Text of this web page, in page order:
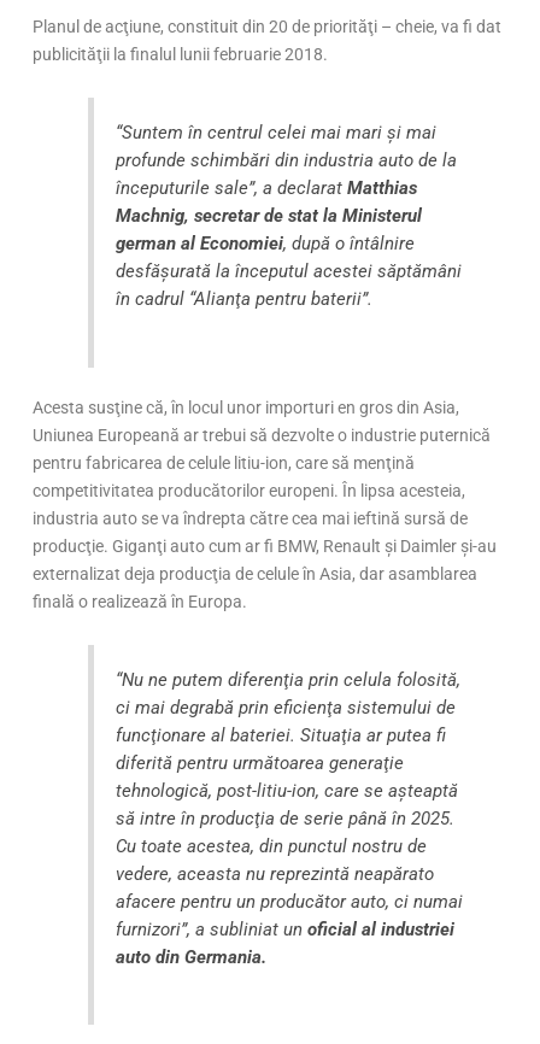
Planul de acţiune, constituit din 20 de priorităţi – cheie, va fi dat
publicităţii la finalul lunii februarie 2018.
“Suntem în centrul celei mai mari şi mai
profunde schimbări din industria auto de la
începuturile sale”, a declarat Matthias
Machnig, secretar de stat la Ministerul
german al Economiei, după o întâlnire
desfăşurată la începutul acestei săptămâni
în cadrul “Alianţa pentru baterii”.
Acesta susţine că, în locul unor importuri en gros din Asia,
Uniunea Europeană ar trebui să dezvolte o industrie puternică
pentru fabricarea de celule litiu-ion, care să menţină
competitivitatea producătorilor europeni. În lipsa acesteia,
industria auto se va îndrepta către cea mai ieftină sursă de
producţie. Giganţi auto cum ar fi BMW, Renault şi Daimler şi-au
externalizat deja producţia de celule în Asia, dar asamblarea
finală o realizează în Europa.
“Nu ne putem diferenţia prin celula folosită,
ci mai degrabă prin eficienţa sistemului de
funcţionare al bateriei. Situaţia ar putea fi
diferită pentru următoarea generaţie
tehnologică, post-litiu-ion, care se aşteaptă
să intre în producţia de serie până în 2025.
Cu toate acestea, din punctul nostru de
vedere, aceasta nu reprezintă neapărato
afacere pentru un producător auto, ci numai
furnizori”, a subliniat un oficial al industriei
auto din Germania.